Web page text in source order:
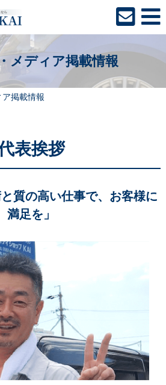
メディア掲載情報
掲載情報
表挨拶
と質の高い仕事で、お客様に
満足を」